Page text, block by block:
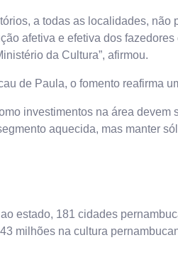
a todas as localidades,
afetiva e efetiva dos
da Cultura”, afirmou.
de Paula, o fomento reafirma
investimentos na área
aquecida, mas manter
estado, 181 cidades
milhões na cultura